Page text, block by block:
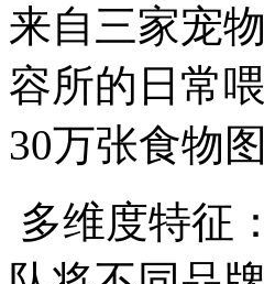
来自三家宠
容所的日常
30万张食物
多维度特征